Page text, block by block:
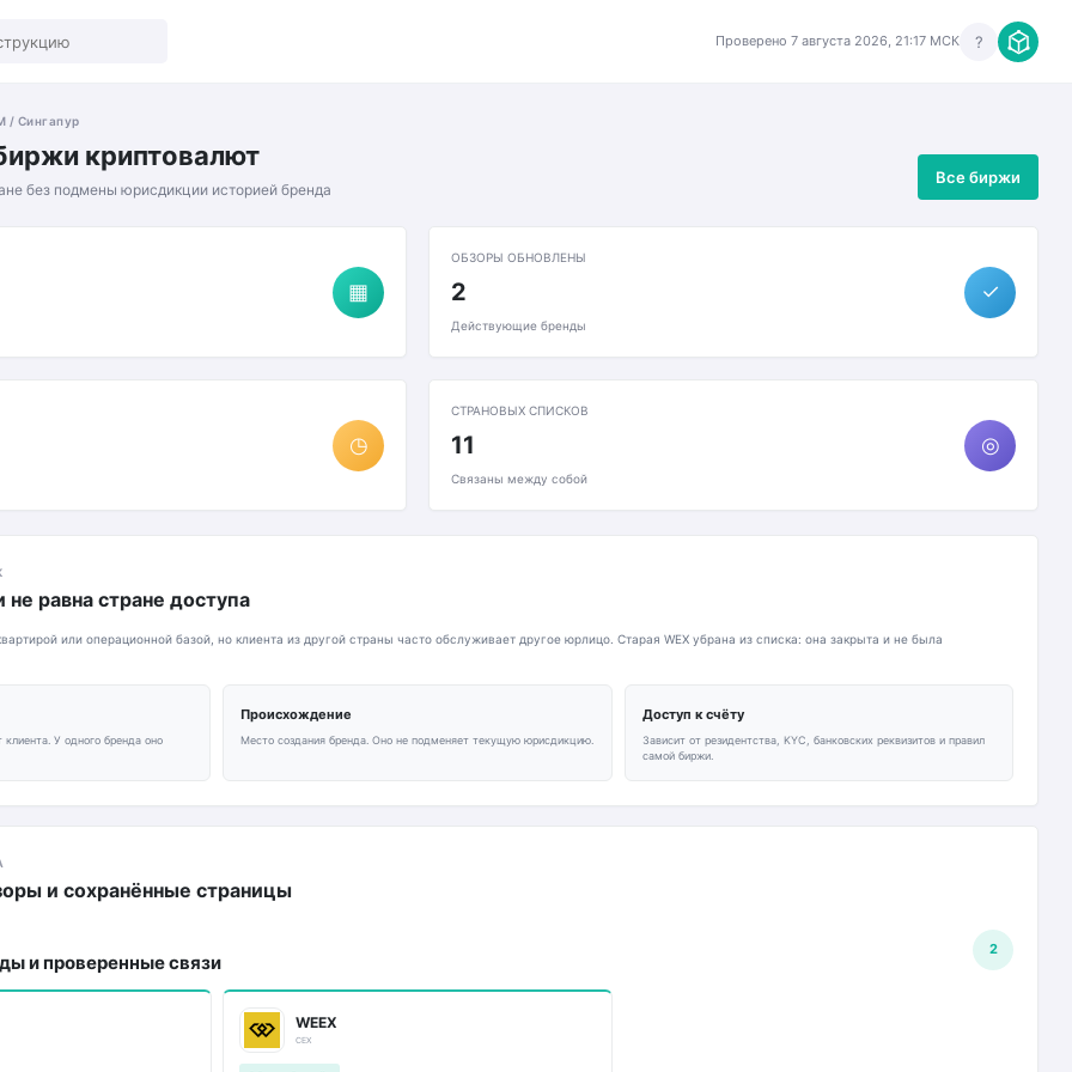
Проверено 7 августа 2026, 21:17 МСК ?
Сингапур
криптовалют
без подмены юрисдикции историей бренда
Все биржи
▦
ОБЗОРЫ ОБНОВЛЕНЫ
2
Действующие бренды
✓
◷
СТРАНОВЫХ СПИСКОВ
11
Связаны между собой
◎
равна стране доступа
или операционной базой, но клиента из другой страны часто обслуживает другое юрлицо. Старая WEX убрана из списка: она закрыта и не была
У одного бренда оно
Происхождение
Место создания бренда. Оно не подменяет текущую юрисдикцию.
Доступ к счёту
Зависит от резидентства, KYC, банковских реквизитов и правил
самой биржи.
и сохранённые страницы
и проверенные связи
2
WEEX
CEX